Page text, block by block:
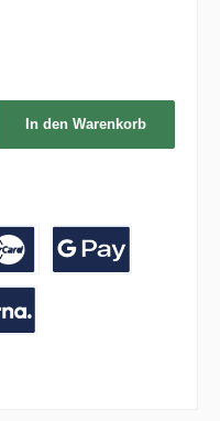
In den Warenkorb